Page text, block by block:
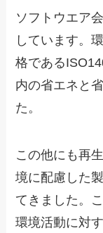
ソフトウエア
しています。
格である
内の省エネと
た。
この他にも再
境に配慮した
てきました。
環境活動に対